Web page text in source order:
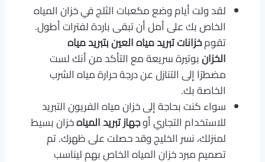
لقد ولت أيام وضع مكعبات الثلج في خزان المياه
الخاص بك على أمل أن تبقى باردة لفترات أطول.
تقومخزانات تبريد مياه العينبتبريد مياه
الخزانبوتيرة سريعة مع التأكد من أنك لست
مضطرًا إلى التنازل عن درجة حرارة مياه الشرب
الخاصة بك.
سواء كنت بحاجة إلى خزان مياه الفريون التبريد
للاستخدام التجاري أوجهاز تبريد المياهخزان بسيط
لمنزلك، نسر الخليج وقد حصلت على ظهرك. تم
تصميم مبرد خزان المياه الخاص بهم ليناسب